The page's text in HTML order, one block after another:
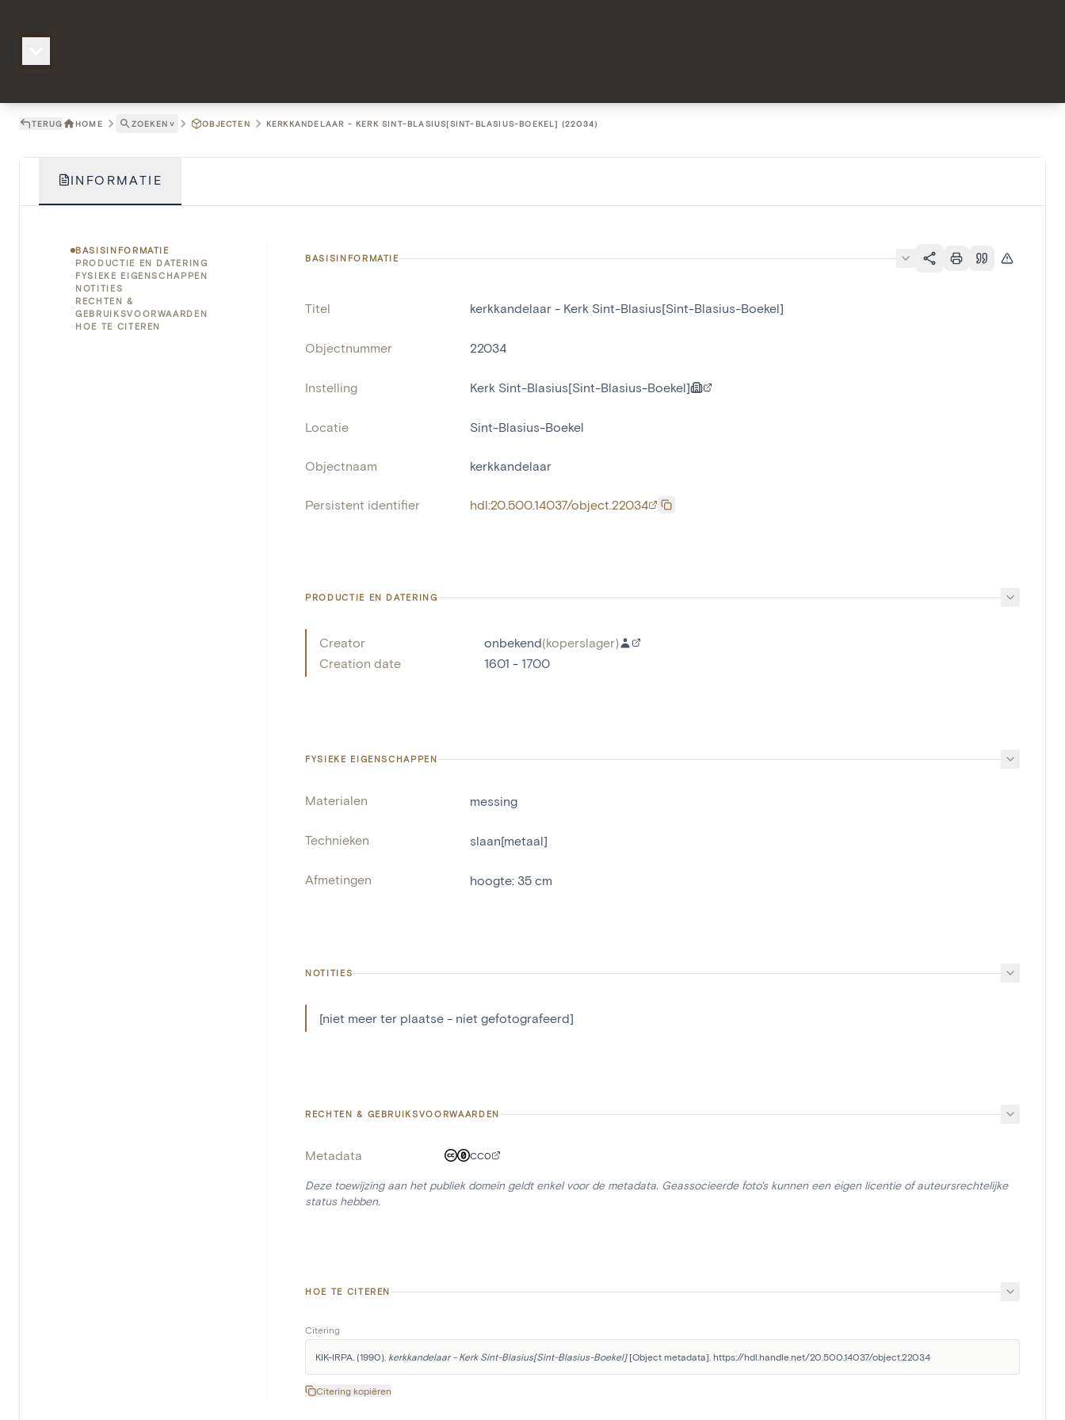
TERUG HOME ZOEKEN ˅ OBJECTEN KERKKANDELAAR - KERK SINT-BLASIUS[SINT-BLASIUS-BOEKEL] (22034)
INFORMATIE
BASISINFORMATIE
PRODUCTIE EN DATERING
FYSIEKE EIGENSCHAPPEN
NOTITIES
RECHTEN &
GEBRUIKSVOORWAARDEN
HOE TE CITEREN
BASISINFORMATIE
Titel kerkkandelaar - Kerk Sint-Blasius[Sint-Blasius-Boekel]
Objectnummer 22034
Instelling Kerk Sint-Blasius[Sint-Blasius-Boekel]
Locatie Sint-Blasius-Boekel
Objectnaam kerkkandelaar
Persistent identifier hdl:20.500.14037/object.22034
PRODUCTIE EN DATERING
Creator onbekend(koperslager)
Creation date
1601 - 1700
FYSIEKE EIGENSCHAPPEN
Materialen messing
Technieken slaan[metaal]
Afmetingen hoogte: 35 cm
NOTITIES
[niet meer ter plaatse - niet gefotografeerd]
RECHTEN & GEBRUIKSVOORWAARDEN
Metadata CC0
Deze toewijzing aan het publiek domein geldt enkel voor de metadata. Geassocieerde foto's kunnen een eigen licentie of auteursrechtelijke
status hebben.
HOE TE CITEREN
Citering
KIK-IRPA. (1990). kerkkandelaar - Kerk Sint-Blasius[Sint-Blasius-Boekel] [Object metadata]. https://hdl.handle.net/20.500.14037/object.22034
Citering kopiëren